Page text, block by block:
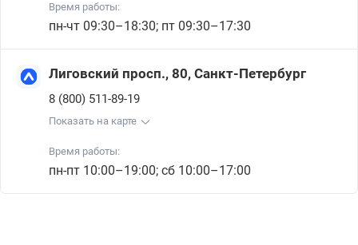
Время работы:
пн-чт 09:30–18:30; пт 09:30–17:30
Лиговский просп., 80, Санкт-Петербург
8 (800) 511-89-19
Показать на карте
Время работы:
пн-пт 10:00–19:00; сб 10:00–17:00